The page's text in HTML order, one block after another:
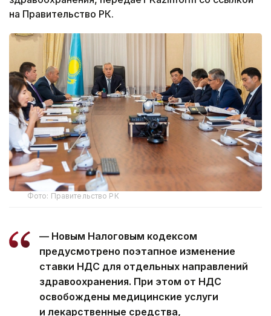
на Правительство РК.
Фото: Правительство РК
— Новым Налоговым кодексом
предусмотрено поэтапное изменение
ставки НДС для отдельных направлений
здравоохранения. При этом от НДС
освобождены медицинские услуги
и лекарственные средства,